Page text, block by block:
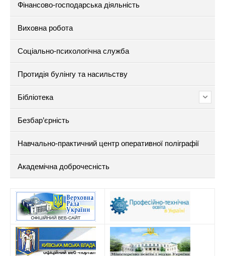
Фінансово-господарська діяльність
Виховна робота
Соціально-психологічна служба
Протидія булінгу та насильству
Бібліотека
Безбар’єрність
Навчально-практичний центр оперативної поліграфії
Академічна доброчесність